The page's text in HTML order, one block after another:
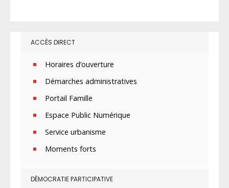
ACCÈS DIRECT
Horaires d’ouverture
Démarches administratives
Portail Famille
Espace Public Numérique
Service urbanisme
Moments forts
DÉMOCRATIE PARTICIPATIVE